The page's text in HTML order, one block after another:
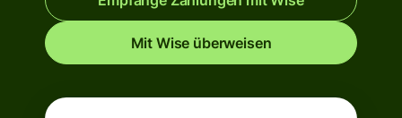
Mit Wise überweisen